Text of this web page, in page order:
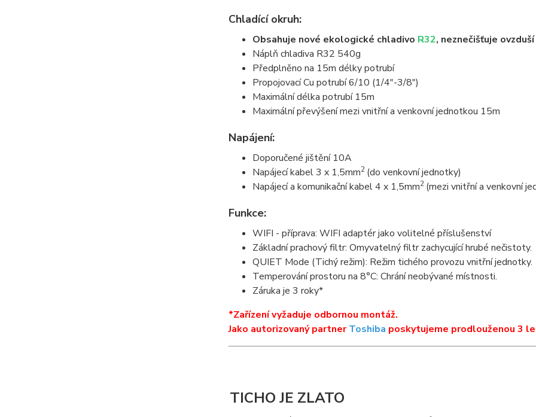
Chladící okruh:
Obsahuje nové ekologické chladivo R32, neznečišťuje ovzduší
Náplň chladiva R32 540g
Předplněno na 15m délky potrubí
Propojovací Cu potrubí 6/10 (1/4"-3/8")
Maximální délka potrubí 15m
Maximální převýšení mezi vnitřní a venkovní jednotkou 15m
Napájení:
Doporučené jištění 10A
Napájecí kabel 3 x 1,5mm2 (do venkovní jednotky)
Napájecí a komunikační kabel 4 x 1,5mm2 (mezi vnitřní a venkovní
Funkce:
WIFI - příprava: WIFI adaptér jako volitelné příslušenství
Základní prachový filtr: Omyvatelný filtr zachycující hrubé nečistoty.
QUIET Mode (Tichý režim): Režim tichého provozu vnitřní jednotky.
Temperování prostoru na 8°C: Chrání neobývané místnosti.
Záruka je 3 roky*
*Zařízení vyžaduje odbornou montáž.
Jako autorizovaný partnerToshiba poskytujeme prodlouženou 3
TICHO JE ZLATO